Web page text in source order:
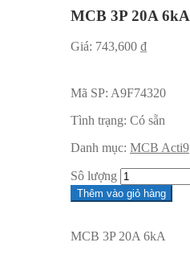
MCB 3P 20A 6kA
Giá: 743,600 ₫
Mã SP: A9F74320
Tình trạng: Có sẵn
Danh mục: MCB Acti9
Sô lượng
Thêm vào giỏ hàng
MCB 3P 20A 6kA